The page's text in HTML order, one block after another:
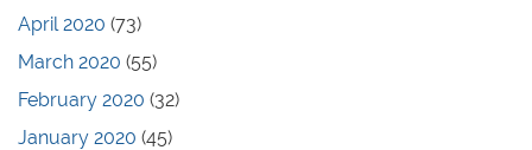
April 2020 (73)
March 2020 (55)
February 2020 (32)
January 2020 (45)